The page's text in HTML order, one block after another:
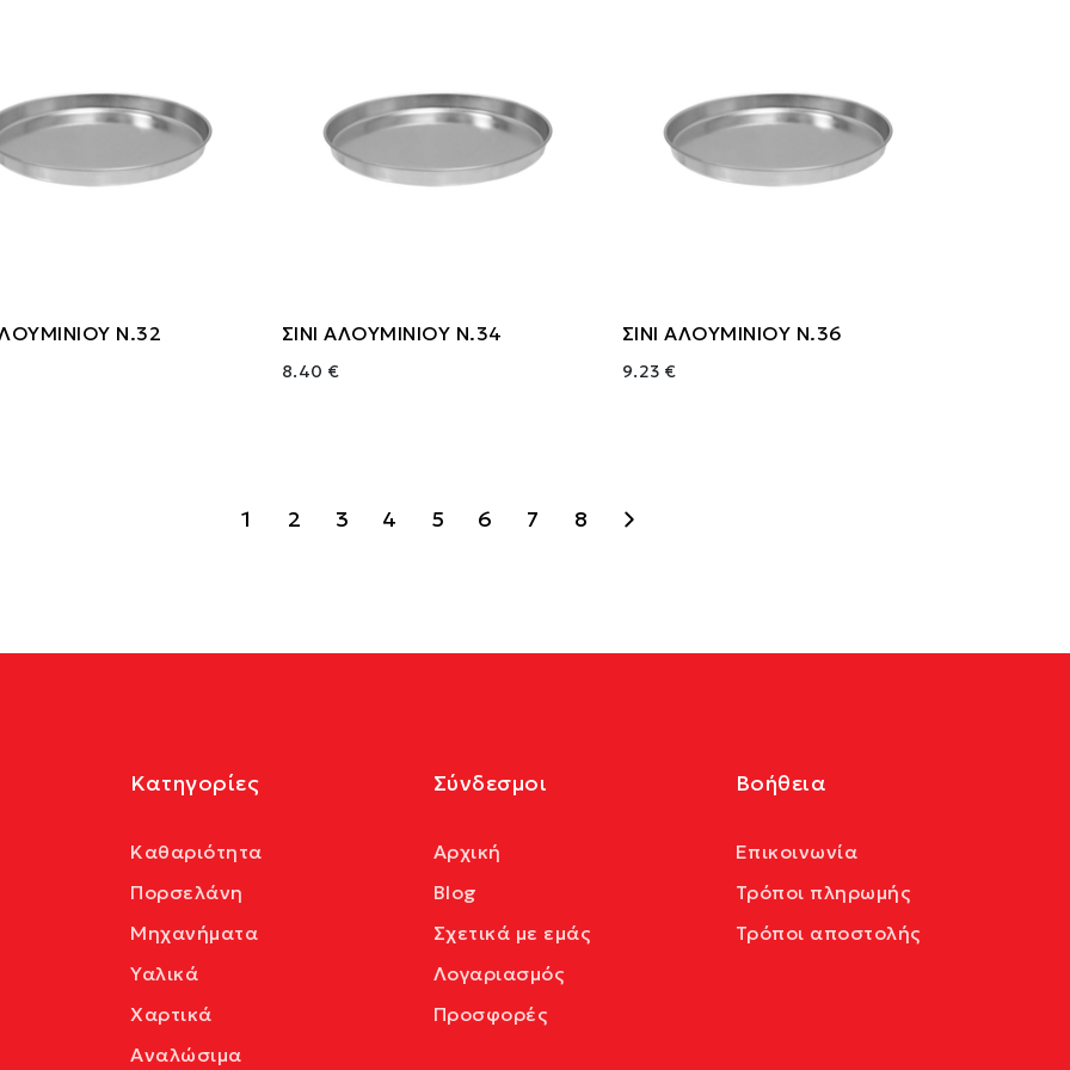
Ν.32 ΣΙΝΙ ΑΛΟΥΜΙΝΙΟΥ Ν.34
8.40 €
ΣΙΝΙ ΑΛΟΥΜΙΝΙΟΥ Ν.36
9.23 €
1 2 3 4 5 6 7 8
Κατηγορίες
Καθαριότητα
Πορσελάνη
Μηχανήματα
Υαλικά
Χαρτικά
Αναλώσιμα
Σύνδεσμοι
Αρχική
Blog
Σχετικά με εμάς
Λογαριασμός
Προσφορές
Βοήθεια
Επικοινωνία
Τρόποι πληρωμής
Τρόποι αποστολής